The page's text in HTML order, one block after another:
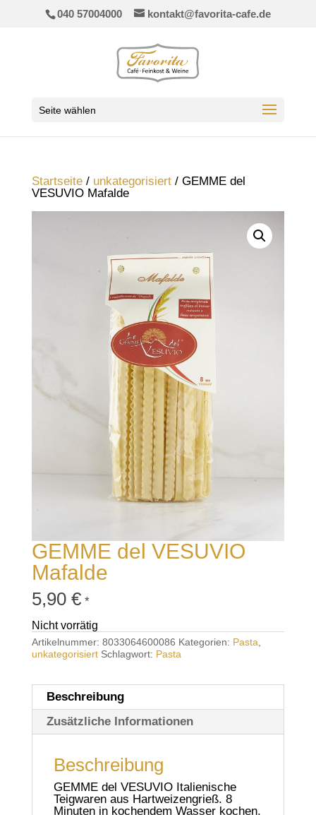
040 57004000 kontakt@favorita-cafe.de
Seite wählen
Startseite/ unkategorisiert/ GEMME del
VESUVIO Mafalde
GEMME del VESUVIO
Mafalde
5,90 € *
Nicht vorrätig
Artikelnummer: 8033064600086 Kategorien: Pasta
unkategorisiert Schlagwort: Pasta
Beschreibung
Zusätzliche Informationen
Beschreibung
GEMME del VESUVIO Italienische
Teigwaren aus Hartweizengrieß. 8
Minuten in kochendem Wasser kochen.